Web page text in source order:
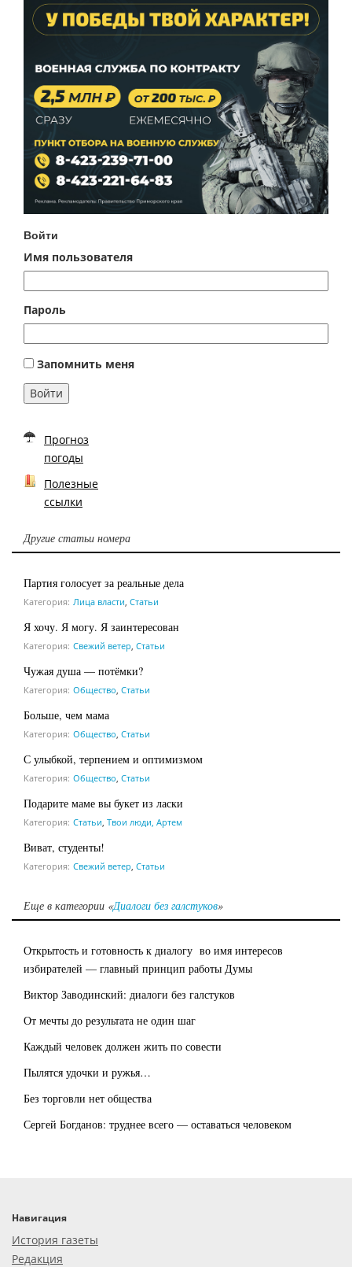
Войти
Имя пользователя
Пароль
Запомнить меня
Войти
Прогноз
погоды
Полезные
ссылки
Другие статьи номера
Партия голосует за реальные дела
Категория: Лица власти Статьи
Я хочу. Я могу. Я заинтересован
Категория: Свежий ветер Статьи
Чужая душа — потёмки?
Категория: Общество Статьи
Больше, чем мама
Категория: Общество Статьи
С улыбкой, терпением и оптимизмом
Категория: Общество Статьи
Подарите маме вы букет из ласки
Категория: Статьи Твои люди, Артем
Виват, студенты!
Категория: Свежий ветер Статьи
Еще в категории «Диалоги без галстуков»
Открытость и готовность к диалогу во имя интересов
избирателей — главный принцип работы Думы
Виктор Заводинский: диалоги без галстуков
От мечты до результата не один шаг
Каждый человек должен жить по совести
Пылятся удочки и ружья…
Без торговли нет общества
Сергей Богданов: труднее всего — оставаться человеком
Навигация
История газеты
Редакция